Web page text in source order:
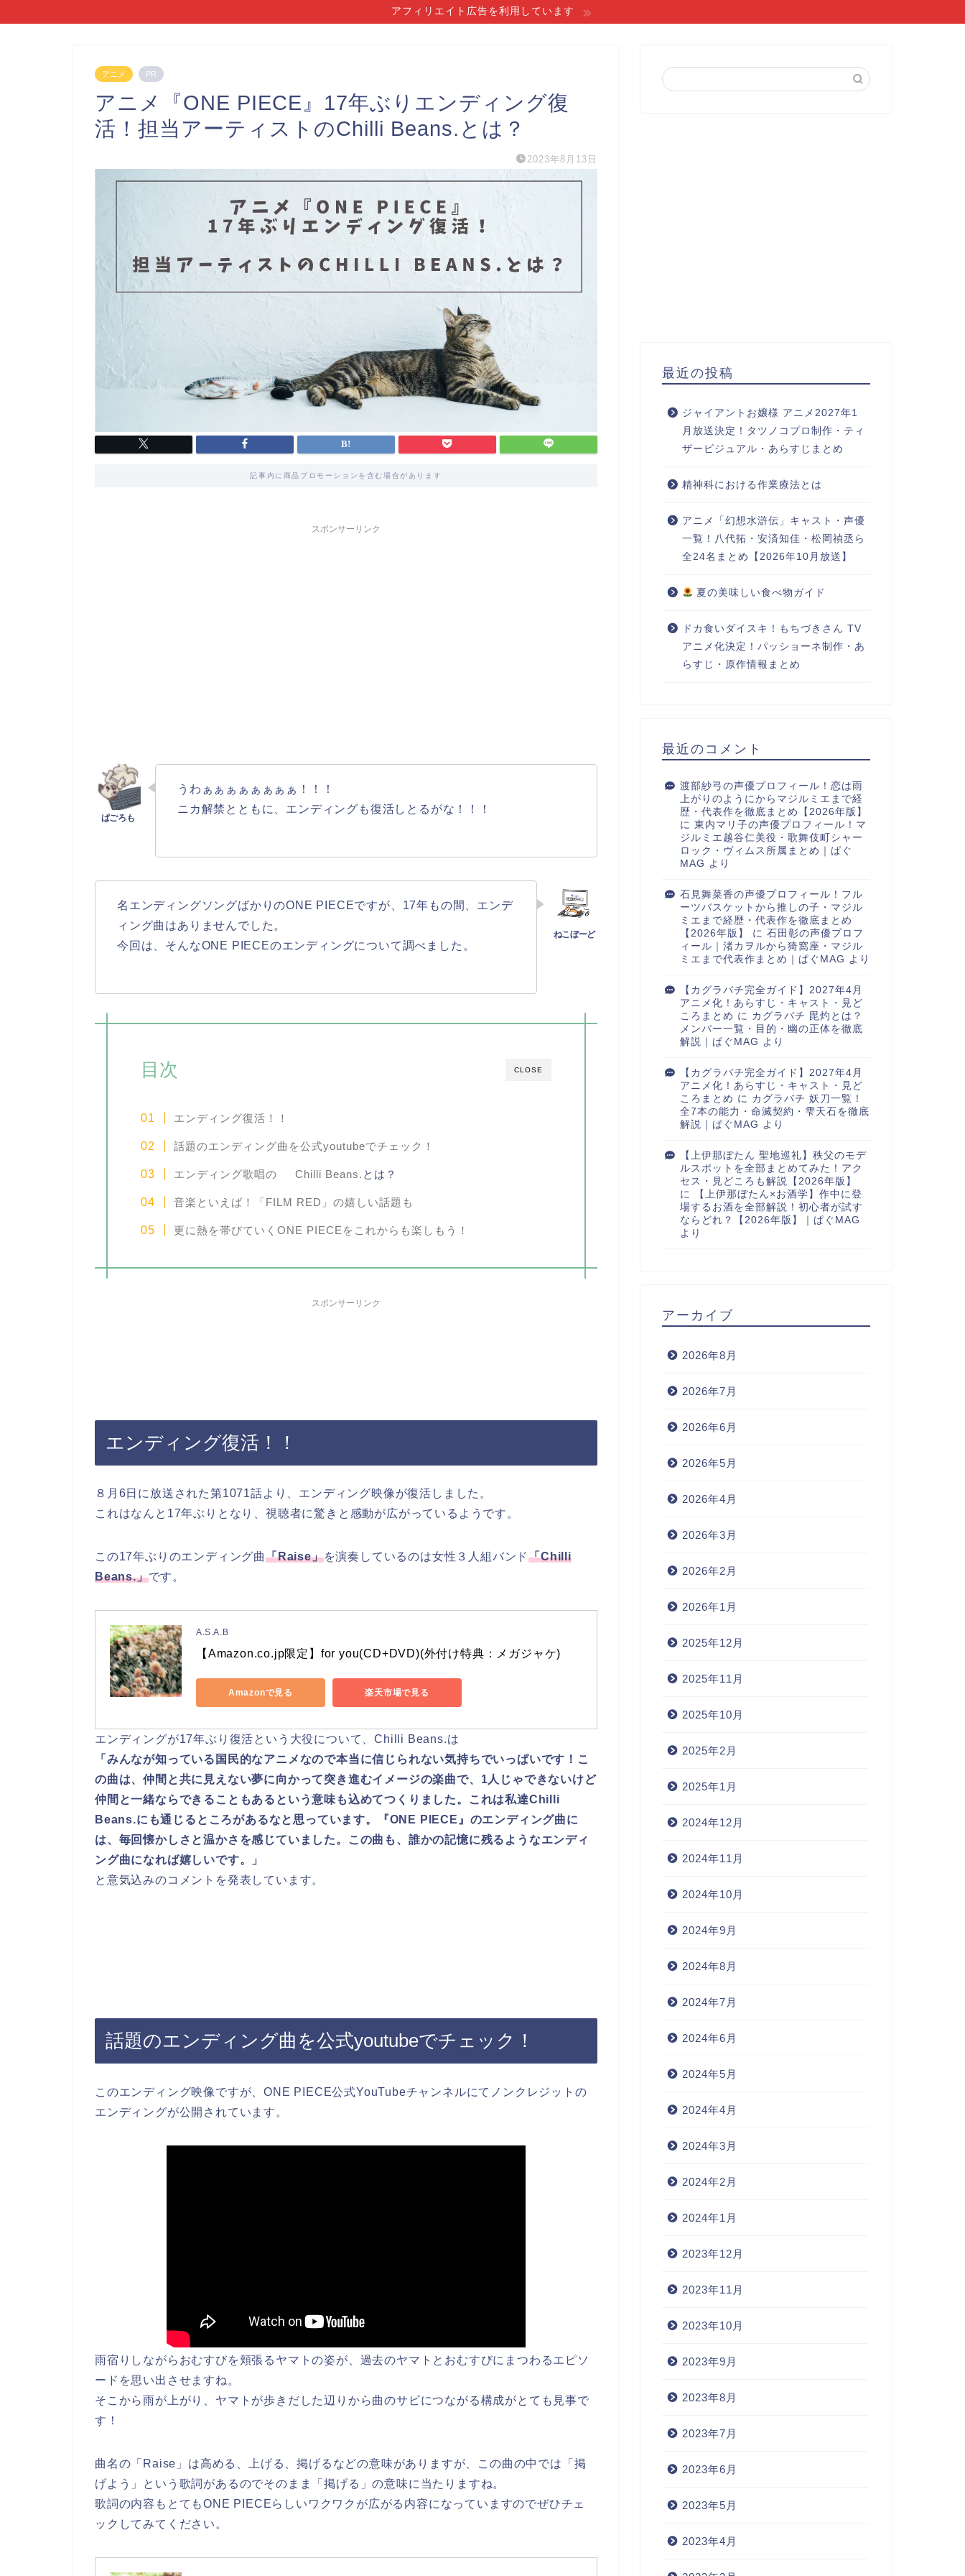
アフィリエイト広告を利用しています
アニメ PR
アニメ『ONE PIECE』17年ぶりエンディング復
活！担当アーティストのChilli Beans.とは？
2023年8月13日
記事内に商品プロモーションを含む場合があります
スポンサーリンク
うわぁぁぁぁぁぁぁぁ！！！
ニカ解禁とともに、エンディングも復活しとるがな！！！
名エンディングソングばかりのONE PIECEですが、17年もの間、エンデ
ィング曲はありませんでした。
今回は、そんなONE PIECEのエンディングについて調べました。
CLOSE
目次
エンディング復活！！
話題のエンディング曲を公式youtubeでチェック！
エンディング歌唱の Chilli Beans. とは？
音楽といえば！「FILM RED」の嬉しい話題も
更に熱を帯びていくONE PIECEをこれからも楽しもう！
スポンサーリンク
エンディング復活！！
８月6日に放送された第1071話より、エンディング映像が復活しました。
これはなんと17年ぶりとなり、視聴者に驚きと感動が広がっているようです。
この17年ぶりのエンディング曲「Raise」を演奏しているのは女性３人組バンド「Chilli
Beans.」です。
A.S.A.B
【Amazon.co.jp限定】for you(CD+DVD)(外付け特典：メガジャケ)
Amazonで見る 楽天市場で見る
エンディングが17年ぶり復活という大役について、Chilli Beans.は
「みんなが知っている国民的なアニメなので本当に信じられない気持ちでいっぱいです！こ
の曲は、仲間と共に見えない夢に向かって突き進むイメージの楽曲で、1人じゃできないけど
仲間と一緒ならできることもあるという意味も込めてつくりました。これは私達Chilli
Beans.にも通じるところがあるなと思っています。『ONE PIECE』のエンディング曲に
は、毎回懐かしさと温かさを感じていました。この曲も、誰かの記憶に残るようなエンディ
ング曲になれば嬉しいです。」
と意気込みのコメントを発表しています。
話題のエンディング曲を公式youtubeでチェック！
このエンディング映像ですが、ONE PIECE公式YouTubeチャンネルにてノンクレジットの
エンディングが公開されています。
雨宿りしながらおむすびを頬張るヤマトの姿が、過去のヤマトとおむすびにまつわるエピソ
ードを思い出させますね。
そこから雨が上がり、ヤマトが歩きだした辺りから曲のサビにつながる構成がとても見事で
す！
曲名の「Raise」は高める、上げる、掲げるなどの意味がありますが、この曲の中では「掲
げよう」という歌詞があるのでそのまま「掲げる」の意味に当たりますね。
歌詞の内容もとてもONE PIECEらしいワクワクが広がる内容になっていますのでぜひチェ
ックしてみてください。
最近の投稿
ジャイアントお嬢様 アニメ2027年1
月放送決定！タツノコプロ制作・ティ
ザービジュアル・あらすじまとめ
精神科における作業療法とは
アニメ「幻想水滸伝」キャスト・声優
一覧！八代拓・安済知佳・松岡禎丞ら
全24名まとめ【2026年10月放送】
夏の美味しい食べ物ガイド
ドカ食いダイスキ！もちづきさん TV
アニメ化決定！パッショーネ制作・あ
らすじ・原作情報まとめ
最近のコメント
渡部紗弓の声優プロフィール！恋は雨
上がりのようにからマジルミエまで経
歴・代表作を徹底まとめ【2026年版】
に 東内マリ子の声優プロフィール！マ
ジルミエ越谷仁美役・歌舞伎町シャー
ロック・ヴィムス所属まとめ｜ぱぐ
MAG より
石見舞菜香の声優プロフィール！フル
ーツバスケットから推しの子・マジル
ミエまで経歴・代表作を徹底まとめ
【2026年版】
に 石田彰の声優プロフ
ィール｜渚カヲルから猗窩座・マジル
ミエまで代表作まとめ｜ぱぐMAG より
【カグラバチ完全ガイド】2027年4月
アニメ化！あらすじ・キャスト・見ど
ころまとめ に カグラバチ 毘灼とは？
メンバー一覧・目的・幽の正体を徹底
解説｜ぱぐMAG より
【カグラバチ完全ガイド】2027年4月
アニメ化！あらすじ・キャスト・見ど
ころまとめ に カグラバチ 妖刀一覧！
全7本の能力・命滅契約・雫天石を徹底
解説｜ぱぐMAG より
【上伊那ぼたん 聖地巡礼】秩父のモデ
ルスポットを全部まとめてみた！アク
セス・見どころも解説【2026年版】
に
【上伊那ぼたん×お酒学】作中に登
場するお酒を全部解説！初心者が試す
ならどれ？【2026年版】｜ぱぐMAG
より
アーカイブ
2026年8月
2026年7月
2026年6月
2026年5月
2026年4月
2026年3月
2026年2月
2026年1月
2025年12月
2025年11月
2025年10月
2025年2月
2025年1月
2024年12月
2024年11月
2024年10月
2024年9月
2024年8月
2024年7月
2024年6月
2024年5月
2024年4月
2024年3月
2024年2月
2024年1月
2023年12月
2023年11月
2023年10月
2023年9月
2023年8月
2023年7月
2023年6月
2023年5月
2023年4月